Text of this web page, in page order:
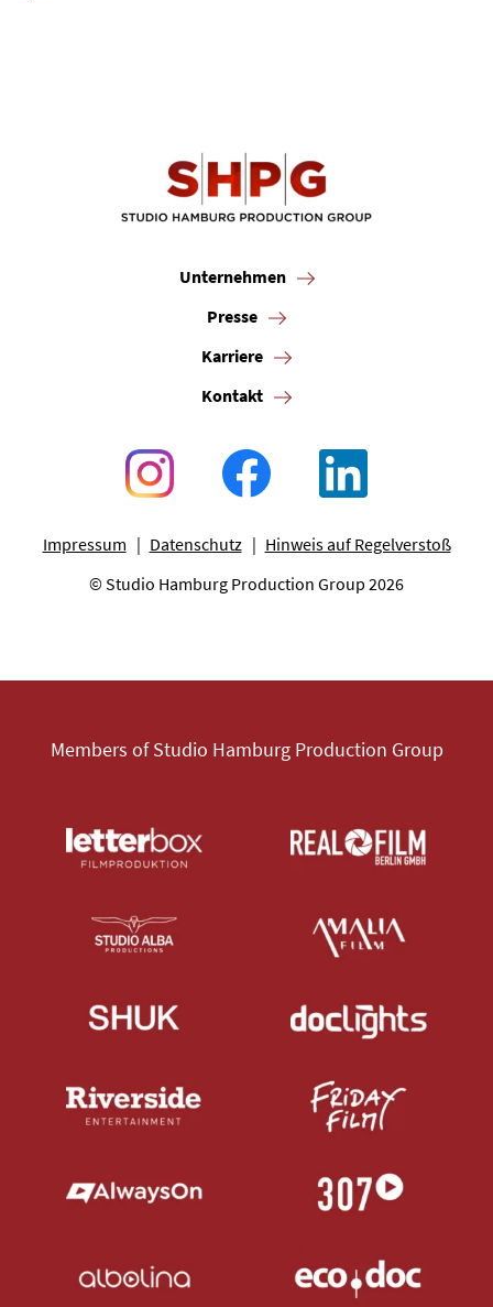
Unternehmen
Presse
Karriere
Kontakt
Impressum Datenschutz
Hinweis auf Regelverstoß
© Studio Hamburg Production Group 2026
Members of Studio Hamburg Production Group